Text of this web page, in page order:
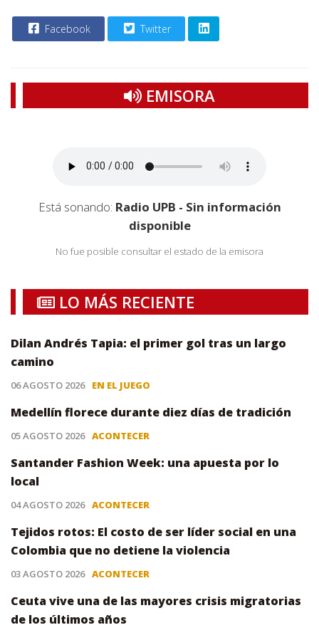
Facebook Twitter
EMISORA
Está sonando: Radio UPB - Sin información
disponible
No fue posible consultar el estado de la emisora
LO MÁS RECIENTE
Dilan Andrés Tapia: el primer gol tras un largo
camino
06 AGOSTO 2026 EN EL JUEGO
Medellín florece durante diez días de tradición
05 AGOSTO 2026 ACONTECER
Santander Fashion Week: una apuesta por lo
local
04 AGOSTO 2026 ACONTECER
Tejidos rotos: El costo de ser líder social en una
Colombia que no detiene la violencia
03 AGOSTO 2026 ACONTECER
Ceuta vive una de las mayores crisis migratorias
de los últimos años